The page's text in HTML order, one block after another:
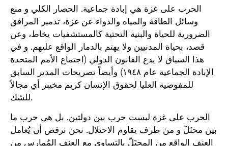
الحرب على غزة هي إبادة جماعية. الحصار الكلي و منع
وسائل الطاقة والمياه والدواء عن غزة، تدمير المرافق
الضرورية للحياة والبنية التحتية كالمستشفيات يخاط، وعن
قصد، بحياة المدنيين ولا يهتم بالدمار الواقع عليهم. و في
هذا السياق لا يدع القانون الدولي (اجتماع الأمم المتحدة
الإبادة الجماعية عام ١٩٤٨) وأيضاً تصريحات المدير السابق
للمفوضية العليا لحقوق الإنسان كريم مخيبر أي مجالاً
للشك.
الحرب على غزة ليست حرب بين دولتين. بل هي حرب ما
بين محتَلّ و من طرف يقاوم الاحتلال. نحن نرفض أن يُعامل
العنف الواقع من المحتَلّ بالتساوي مع العنف المُمارس من